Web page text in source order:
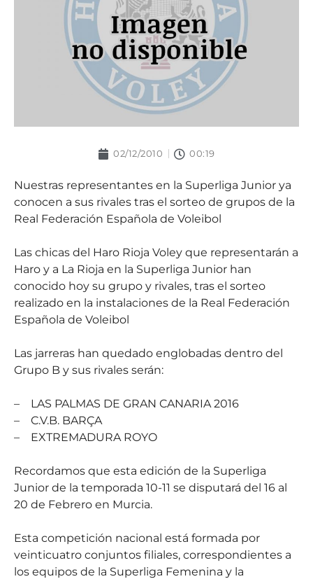
02/12/2010 00:19
Nuestras representantes en la Superliga Junior ya
conocen a sus rivales tras el sorteo de grupos de la
Real Federación Española de Voleibol
Las chicas del Haro Rioja Voley que representarán a
Haro y a La Rioja en la Superliga Junior han
conocido hoy su grupo y rivales, tras el sorteo
realizado en la instalaciones de la Real Federación
Española de Voleibol
Las jarreras han quedado englobadas dentro del
Grupo B y sus rivales serán:
– LAS PALMAS DE GRAN CANARIA 2016
– C.V.B. BARÇA
– EXTREMADURA ROYO
Recordamos que esta edición de la Superliga
Junior de la temporada 10-11 se disputará del 16 al
20 de Febrero en Murcia.
Esta competición nacional está formada por
veinticuatro conjuntos filiales, correspondientes a
los equipos de la Superliga Femenina y la